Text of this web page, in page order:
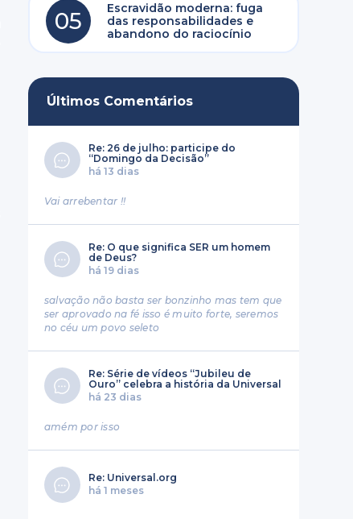
05
Escravidão moderna: fuga
das responsabilidades e
abandono do raciocínio
Últimos Comentários
Re: 26 de julho: participe do
“Domingo da Decisão”
há 13 dias
Vai arrebentar !!
Re: O que significa SER um homem
de Deus?
há 19 dias
salvação não basta ser bonzinho mas tem que
ser aprovado na fé isso é muito forte, seremos
no céu um povo seleto
Re: Série de vídeos “Jubileu de
Ouro” celebra a história da Universal
há 23 dias
amém por isso
Re: Universal.org
há 1 meses